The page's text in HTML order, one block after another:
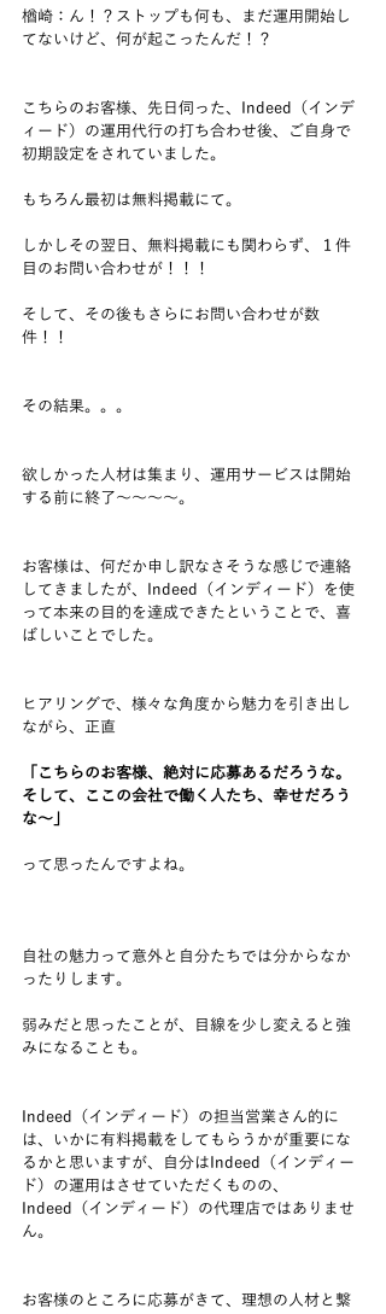
楢崎：ん！？ストップも何も、まだ運用開始し
てないけど、何が起こったんだ！？
こちらのお客様、先日伺った、Indeed（インデ
ィード）の運用代行の打ち合わせ後、ご自身で
初期設定をされていました。
もちろん最初は無料掲載にて。
しかしその翌日、無料掲載にも関わらず、１件
目のお問い合わせが！！！
そして、その後もさらにお問い合わせが数
件！！
その結果。。。
欲しかった人材は集まり、運用サービスは開始
する前に終了～～～～。
お客様は、何だか申し訳なさそうな感じで連絡
してきましたが、Indeed（インディード）を使
って本来の目的を達成できたということで、喜
ばしいことでした。
ヒアリングで、様々な角度から魅力を引き出し
ながら、正直
「こちらのお客様、絶対に応募あるだろうな。
そして、ここの会社で働く人たち、幸せだろう
な～」
って思ったんですよね。
自社の魅力って意外と自分たちでは分からなか
ったりします。
弱みだと思ったことが、目線を少し変えると強
みになることも。
Indeed（インディード）の担当営業さん的に
は、いかに有料掲載をしてもらうかが重要にな
るかと思いますが、自分はIndeed（インディー
ド）の運用はさせていただくものの、
Indeed（インディード）の代理店ではありませ
ん。
お客様のところに応募がきて、理想の人材と繋